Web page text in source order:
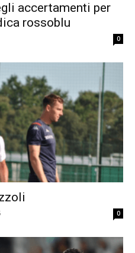
accertamenti per
rossoblu
0
0